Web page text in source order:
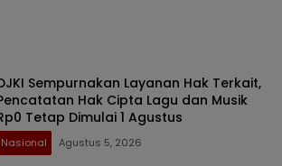
Sempurnakan Layanan Hak Terkait,
Hak Cipta Lagu dan Musik
Tetap Dimulai 1 Agustus
Nasional Agustus 5, 2026